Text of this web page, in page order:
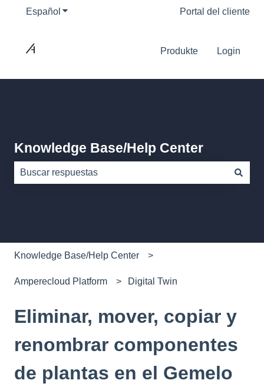
Español Traducciones de Mostrar submenú de
Portal del cliente
Produkte Login
Knowledge Base/Help Center
Knowledge Base/Help Center
Amperecloud Platform Digital Twin
Eliminar, mover, copiar y
renombrar componentes
de plantas en el Gemelo